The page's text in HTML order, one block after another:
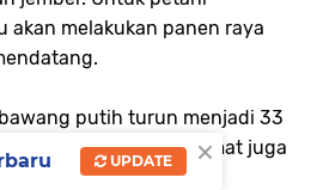
akan melakukan panen raya
putih turun menjadi 33
40 ribu. Tomat juga
yakni dikisaran 12 ribu
×
UPDATE